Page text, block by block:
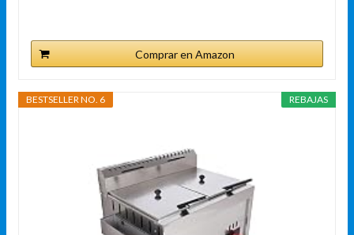
Comprar en Amazon
REBAJAS
BESTSELLER NO. 6